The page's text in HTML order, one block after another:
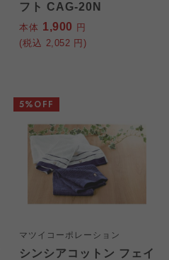
フト CAG-20N
本体 1,900 円
(税込 2,052 円)
マツイコーポレーション
シンシアコットン フェイ
5%OFF